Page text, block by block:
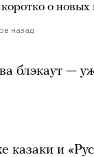
о новых
назад
блэкаут —
казаки и